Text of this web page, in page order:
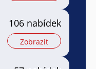
106 nabídek
Zobrazit